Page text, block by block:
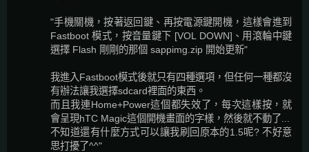
"手機關機，按著返回鍵、再按電源鍵開機，這樣會進到
Fastboot 模式，按音量鍵下 [VOL DOWN]、用滾輪中鍵
選擇 Flash 剛剛的那個 sappimg.zip 開始更新"
我進入Fastboot模式後就只有四種選項，但任何一種都沒
有辦法讓我選擇sdcard裡面的東西。
而且我連Home+Power這個都失效了，每次這樣按，就
會呈現hTC Magic這個開機畫面的字樣，然後就不動了...
不知道還有什麼方式可以讓我刷回原本的1.5呢? 不好意
思打擾了^^"